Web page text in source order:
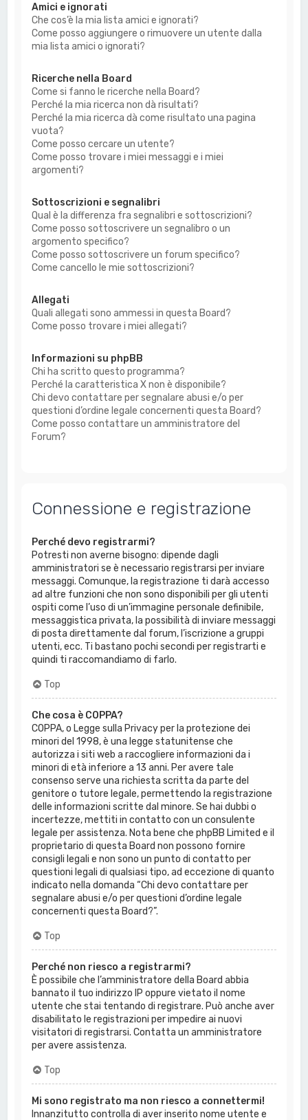
Amici e ignorati
Che cos’è la mia lista amici e ignorati?
Come posso aggiungere o rimuovere un utente dalla
mia lista amici o ignorati?
Ricerche nella Board
Come si fanno le ricerche nella Board?
Perché la mia ricerca non dà risultati?
Perché la mia ricerca dà come risultato una pagina
vuota?
Come posso cercare un utente?
Come posso trovare i miei messaggi e i miei
argomenti?
Sottoscrizioni e segnalibri
Qual è la differenza fra segnalibri e sottoscrizioni?
Come posso sottoscrivere un segnalibro o un
argomento specifico?
Come posso sottoscrivere un forum specifico?
Come cancello le mie sottoscrizioni?
Allegati
Quali allegati sono ammessi in questa Board?
Come posso trovare i miei allegati?
Informazioni su phpBB
Chi ha scritto questo programma?
Perché la caratteristica X non è disponibile?
Chi devo contattare per segnalare abusi e/o per
questioni d’ordine legale concernenti questa Board?
Come posso contattare un amministratore del
Forum?
Connessione e registrazione
Perché devo registrarmi?
Potresti non averne bisogno: dipende dagli
amministratori se è necessario registrarsi per inviare
messaggi. Comunque, la registrazione ti darà accesso
ad altre funzioni che non sono disponibili per gli utenti
ospiti come l’uso di un’immagine personale definibile,
messaggistica privata, la possibilità di inviare messaggi
di posta direttamente dal forum, l’iscrizione a gruppi
utenti, ecc. Ti bastano pochi secondi per registrarti e
quindi ti raccomandiamo di farlo.
Top
Che cosa è COPPA?
COPPA, o Legge sulla Privacy per la protezione dei
minori del 1998, è una legge statunitense che
autorizza i siti web a raccogliere informazioni da i
minori di età inferiore a 13 anni. Per avere tale
consenso serve una richiesta scritta da parte del
genitore o tutore legale, permettendo la registrazione
delle informazioni scritte dal minore. Se hai dubbi o
incertezze, mettiti in contatto con un consulente
legale per assistenza. Nota bene che phpBB Limited e il
proprietario di questa Board non possono fornire
consigli legali e non sono un punto di contatto per
questioni legali di qualsiasi tipo, ad eccezione di quanto
indicato nella domanda “Chi devo contattare per
segnalare abusi e/o per questioni d’ordine legale
concernenti questa Board?”.
Top
Perché non riesco a registrarmi?
È possibile che l’amministratore della Board abbia
bannato il tuo indirizzo IP oppure vietato il nome
utente che stai tentando di registrare. Può anche aver
disabilitato le registrazioni per impedire ai nuovi
visitatori di registrarsi. Contatta un amministratore
per avere assistenza.
Top
Mi sono registrato ma non riesco a connettermi!
Innanzitutto controlla di aver inserito nome utente e